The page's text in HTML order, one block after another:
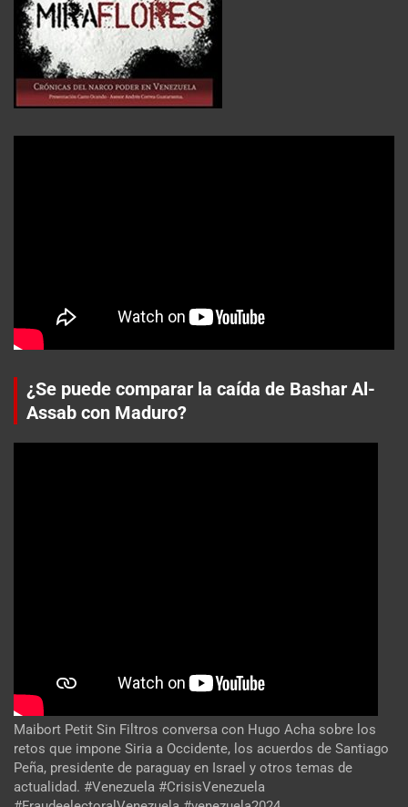
¿Se puede comparar la caída de Bashar Al-
Assab con Maduro?
Maibort Petit Sin Filtros conversa con Hugo Acha sobre los
retos que impone Siria a Occidente, los acuerdos de Santiago
Peña, presidente de paraguay en Israel y otros temas de
actualidad. #Venezuela #CrisisVenezuela